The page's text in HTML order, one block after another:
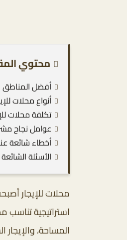
محتوي
أفضل المناطق
أنواع محلات
تكلفة محلات
عوامل نجاح
أخطاء شائعة
الأسئلة
محلات للإيجار
استراتيجية
المساحة،